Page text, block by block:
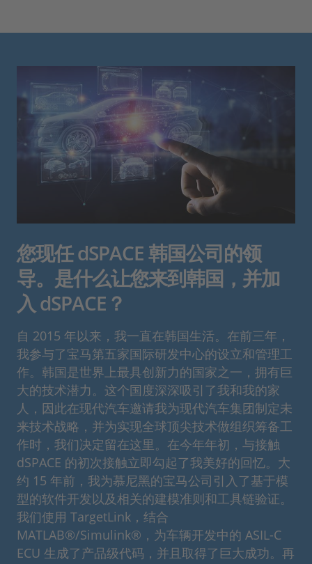
您现任 dSPACE 韩国公司的领
导。是什么让您来到韩国，并加
入 dSPACE？
自 2015 年以来，我一直在韩国生活。在前三年，
我参与了宝马第五家国际研发中心的设立和管理工
作。韩国是世界上最具创新力的国家之一，拥有巨
大的技术潜力。这个国度深深吸引了我和我的家
人，因此在现代汽车邀请我为现代汽车集团制定未
来技术战略，并为实现全球顶尖技术做组织筹备工
作时，我们决定留在这里。在今年年初，与接触
dSPACE 的初次接触立即勾起了我美好的回忆。大
约 15 年前，我为慕尼黑的宝马公司引入了基于模
型的软件开发以及相关的建模准则和工具链验证。
我们使用 TargetLink，结合
MATLAB®/Simulink®，为车辆开发中的 ASIL-C
ECU 生成了产品级代码，并且取得了巨大成功。再